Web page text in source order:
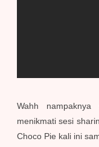
Wahh nampaknya
menikmati sesi
Choco Pie kali ini